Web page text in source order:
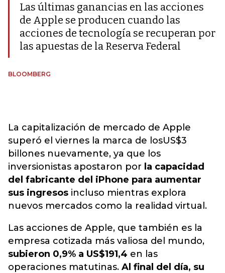
Las últimas ganancias en las acciones
de Apple se producen cuando las
acciones de tecnología se recuperan por
las apuestas de la Reserva Federal
BLOOMBERG
La capitalización de mercado de Apple
superó el viernes la marca de losUS$3
billones nuevamente, ya que los
inversionistas apostaron por la capacidad
del fabricante del iPhone para aumentar
sus ingresos incluso mientras explora
nuevos mercados como la realidad virtual.
Las acciones de Apple, que también es la
empresa cotizada más valiosa del mundo,
subieron 0,9% a US$191,4 en las
operaciones matutinas. Al final del día, su